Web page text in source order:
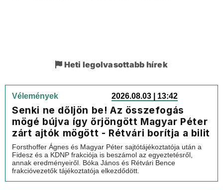
Heti legolvasottabb hírek
Vélemények 2026.08.03 | 13:42
Senki ne dőljön be! Az összefogás
mögé bújva így őrjöngött Magyar Péter
zárt ajtók mögött - Rétvári borítja a bilit
Forsthoffer Ágnes és Magyar Péter sajtótájékoztatója után a
Fidesz és a KDNP frakciója is beszámol az egyeztetésről,
annak eredményeiről. Bóka János és Rétvári Bence
frakcióvezetők tájékoztatója elkezdődött.